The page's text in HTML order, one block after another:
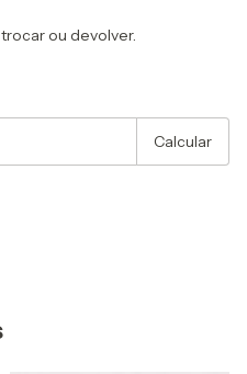
ou devolver.
Calcular